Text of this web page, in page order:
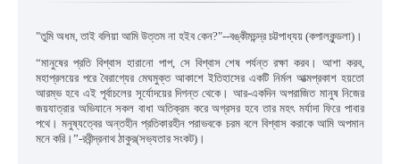
"তুমি অধম ,তাই বলিয়া আমি উত্তম না হইব কেন?"--বঙ্কীমচন্দ্র চট্টপাধ্যয় (কপালকুন্ডলা)।
“মানুষের প্রতি বিশ্বাস হারানো পাপ, সে বিশ্বাস শেষ পর্যন্ত রক্ষা করব। আশা করব
মহাপ্রলয়ের পরে বৈরাগ্যের মেঘমুক্ত আকাশে ইতিহাসের একটি নির্মল আত্মপ্রকাশ হয়তো
আরম্ভ হবে এই পূর্বাচলের সূর্যোদয়ের দিগন্ত থেকে। আর-একদিন অপরাজিত মানুষ নিজের
জয়যাত্রার অভিযানে সকল বাধা অতিক্রম করে অগ্রসর হবে তার মহৎ মর্যাদা ফিরে পাবার
পথে। মনুষ্যত্বের অন্তহীন প্রতিকারহীন পরাভবকে চরম বলে বিশ্বাস করাকে আমি অপমান
মনে করি।”-রবীন্দ্রনাথ ঠাকুর(সভ্যতার সংকট)।